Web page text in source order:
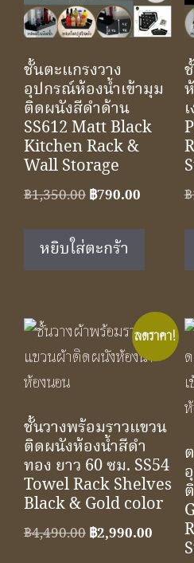
ชั้นตะแกรงวาง
อุปกรณ์ห้องน้ำเข้ามุม
ติดผนังสีดำด้าน
SS612 Matt Black
Kitchen Rack &
Wall Storage
฿1,350.00Original
was:
฿1,350.00.
฿790.00 Current
หยิบใส่ตะกร้า
฿
ลดราคา!
ชั้นวางพร้อมราวแขวน
ติดผนังห้องน้ำสีดำ
ทอง ยาว 60 ซม. SS54
Towel Rack Shelves
Black & Gold color
฿4,490.00Original
฿2,990.00